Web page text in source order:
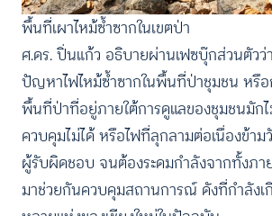
พื้นที่เผาไหม้ซ้ำซากในเขตป่า
ศ.ดร. ปิ่นแก้ว อธิบายผ่านเฟซบุ๊กส่วนตัวว่
ปัญหาไฟไหม้ซ้ำซากในพื้นที่ป่าชุมชน หรื
พื้นที่ป่าที่อยู่ภายใต้การดูแลของชุมชนมัก
ควบคุมไม่ได้ หรือไฟที่ลุกลามต่อเนื่องข้าม
ผู้รับผิดชอบ จนต้องระดมกำลังจากทั้งภา
มาช่วยกันควบคุมสถานการณ์ ดังที่กำลัง